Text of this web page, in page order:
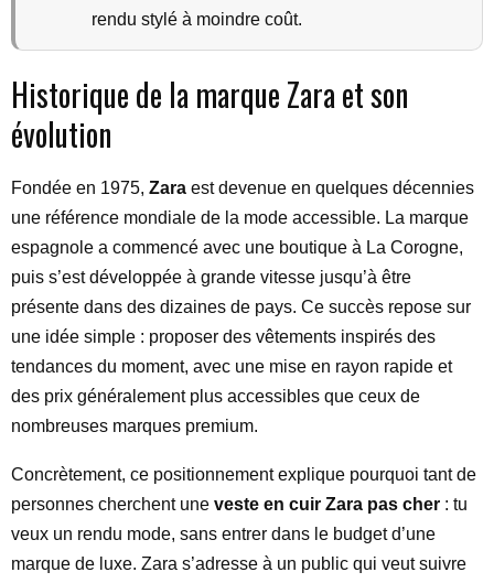
rendu stylé à moindre coût.
Historique de la marque Zara et son
évolution
Fondée en 1975, Zara est devenue en quelques décennies
une référence mondiale de la mode accessible. La marque
espagnole a commencé avec une boutique à La Corogne,
puis s’est développée à grande vitesse jusqu’à être
présente dans des dizaines de pays. Ce succès repose sur
une idée simple : proposer des vêtements inspirés des
tendances du moment, avec une mise en rayon rapide et
des prix généralement plus accessibles que ceux de
nombreuses marques premium.
Concrètement, ce positionnement explique pourquoi tant de
personnes cherchent une veste en cuir Zara pas cher : tu
veux un rendu mode, sans entrer dans le budget d’une
marque de luxe. Zara s’adresse à un public qui veut suivre